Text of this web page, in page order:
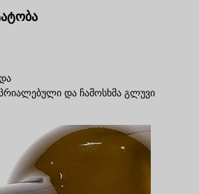
და ჩამოსხმა გლუვი